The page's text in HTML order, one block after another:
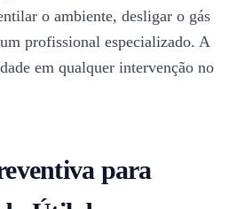
o ambiente, desligar o gás
profissional especializado. A
em qualquer intervenção no
para